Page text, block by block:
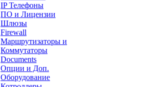
IP Телефоны
ПО и Лицензии
Шлюзы
Firewall
Маршрутизаторы и
Коммутаторы
Documents
Опции и Доп.
Оборудование